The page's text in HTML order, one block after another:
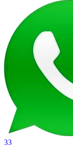
33